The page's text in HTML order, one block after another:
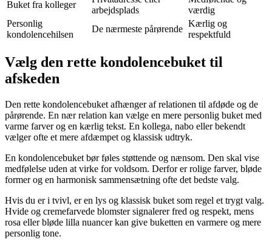
Buket fra kolleger
arbejdsplads
værdig
Personlig
kondolencehilsen
De nærmeste pårørende
Kærlig og
respektfuld
Vælg den rette kondolencebuket til
afskeden
Den rette kondolencebuket afhænger af relationen til afdøde og de
pårørende. En nær relation kan vælge en mere personlig buket med
varme farver og en kærlig tekst. En kollega, nabo eller bekendt
vælger ofte et mere afdæmpet og klassisk udtryk.
En kondolencebuket bør føles støttende og nænsom. Den skal vise
medfølelse uden at virke for voldsom. Derfor er rolige farver, bløde
former og en harmonisk sammensætning ofte det bedste valg.
Hvis du er i tvivl, er en lys og klassisk buket som regel et trygt valg.
Hvide og cremefarvede blomster signalerer fred og respekt, mens
rosa eller bløde lilla nuancer kan give buketten en varmere og mere
personlig tone.